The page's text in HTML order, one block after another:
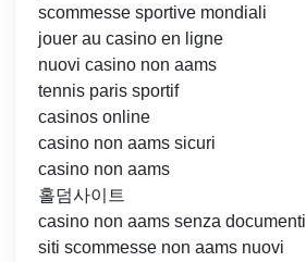
scommesse sportive mondiali
jouer au casino en ligne
nuovi casino non aams
tennis paris sportif
casinos online
casino non aams sicuri
casino non aams
홀덤사이트
casino non aams senza documenti
siti scommesse non aams nuovi